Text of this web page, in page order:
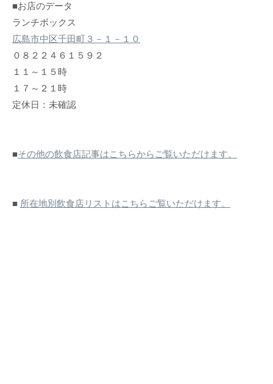
■お店のデータ
ランチボックス
広島市中区千田町３－１－１０
０８２２４６１５９２
１１～１５時
１７～２１時
定休日：未確認
■その他の飲食店記事はこちらからご覧いただけます。
■ 所在地別飲食店リストはこちらご覧いただけます。